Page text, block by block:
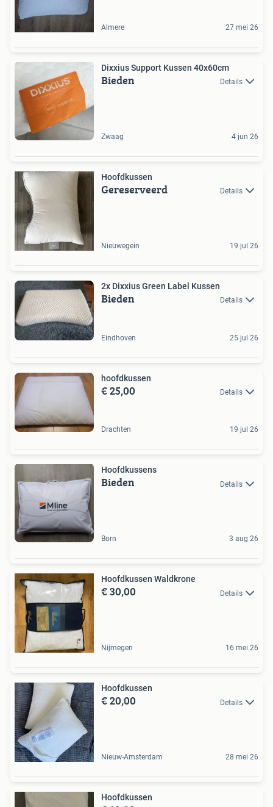
Almere 27 mei 26
Dixxius Support Kussen 40x60cm
Bieden Details
Zwaag 4 jun 26
Hoofdkussen
Gereserveerd Details
Nieuwegein 19 jul 26
2x Dixxius Green Label Kussen
Bieden Details
Eindhoven 25 jul 26
hoofdkussen
€ 25,00 Details
Drachten 19 jul 26
Hoofdkussens
Bieden Details
Born 3 aug 26
Hoofdkussen Waldkrone
€ 30,00 Details
Nijmegen 16 mei 26
Hoofdkussen
€ 20,00 Details
Nieuw-Amsterdam 28 mei 26
Hoofdkussen